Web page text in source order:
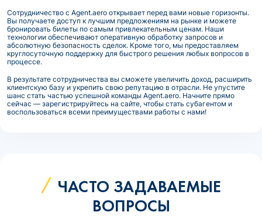
Сотрудничество с Agent.aero открывает перед вами новые горизонты.
Вы получаете доступ к лучшим предложениям на рынке и можете
бронировать билеты по самым привлекательным ценам. Наши
технологии обеспечивают оперативную обработку запросов и
абсолютную безопасность сделок. Кроме того, мы предоставляем
круглосуточную поддержку для быстрого решения любых вопросов в
процессе.
В результате сотрудничества вы сможете увеличить доход, расширить
клиентскую базу и укрепить свою репутацию в отрасли. Не упустите
шанс стать частью успешной команды Agent.aero. Начните прямо
сейчас — зарегистрируйтесь на сайте, чтобы стать субагентом и
воспользоваться всеми преимуществами работы с нами!
ЧАСТО ЗАДАВАЕМЫЕ
ВОПРОСЫ